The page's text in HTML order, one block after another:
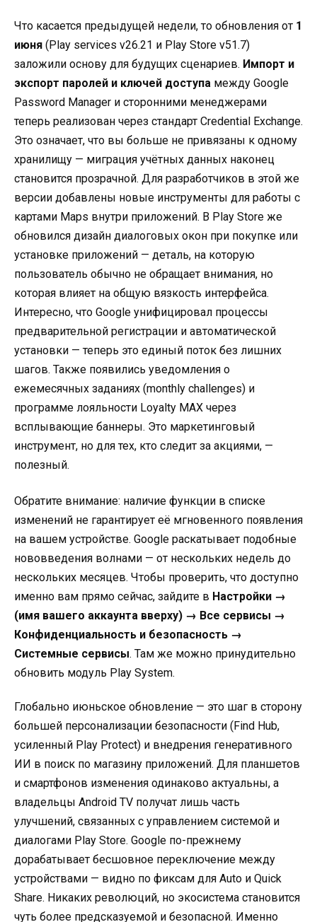
Что касается предыдущей недели, то обновления от 1
июня (Play services v26.21 и Play Store v51.7)
заложили основу для будущих сценариев. Импорт и
экспорт паролей и ключей доступа между Google
Password Manager и сторонними менеджерами
теперь реализован через стандарт Credential Exchange.
Это означает, что вы больше не привязаны к одному
хранилищу — миграция учётных данных наконец
становится прозрачной. Для разработчиков в этой же
версии добавлены новые инструменты для работы с
картами Maps внутри приложений. В Play Store же
обновился дизайн диалоговых окон при покупке или
установке приложений — деталь, на которую
пользователь обычно не обращает внимания, но
которая влияет на общую вязкость интерфейса.
Интересно, что Google унифицировал процессы
предварительной регистрации и автоматической
установки — теперь это единый поток без лишних
шагов. Также появились уведомления о
ежемесячных заданиях (monthly challenges) и
программе лояльности Loyalty MAX через
всплывающие баннеры. Это маркетинговый
инструмент, но для тех, кто следит за акциями, —
полезный.
Обратите внимание: наличие функции в списке
изменений не гарантирует её мгновенного появления
на вашем устройстве. Google раскатывает подобные
нововведения волнами — от нескольких недель до
нескольких месяцев. Чтобы проверить, что доступно
именно вам прямо сейчас, зайдите в Настройки →
(имя вашего аккаунта вверху) → Все сервисы →
Конфиденциальность и безопасность →
Системные сервисы. Там же можно принудительно
обновить модуль Play System.
Глобально июньское обновление — это шаг в сторону
большей персонализации безопасности (Find Hub,
усиленный Play Protect) и внедрения генеративного
ИИ в поиск по магазину приложений. Для планшетов
и смартфонов изменения одинаково актуальны, а
владельцы Android TV получат лишь часть
улучшений, связанных с управлением системой и
диалогами Play Store. Google по-прежнему
дорабатывает бесшовное переключение между
устройствами — видно по фиксам для Auto и Quick
Share. Никаких революций, но экосистема становится
чуть более предсказуемой и безопасной. Именно